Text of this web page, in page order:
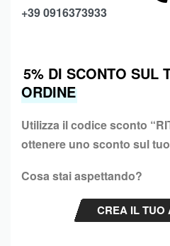
+39 0916373933
5% DI SCONTO SUL
ORDINE
Utilizza il codice sconto “
ottenere uno sconto sul
Cosa stai aspettando?
CREA IL TUO